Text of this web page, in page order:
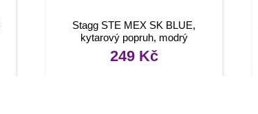
Stagg STE MEX SK BLUE,
kytarový popruh, modrý
249 Kč